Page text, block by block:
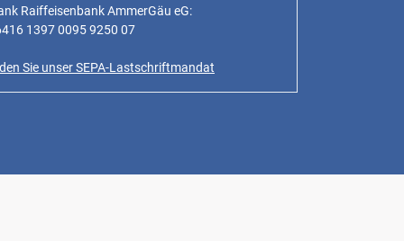
Raiffeisenbank AmmerGäu eG:
1397 0095 9250 07
Sie unser SEPA-Lastschriftmandat